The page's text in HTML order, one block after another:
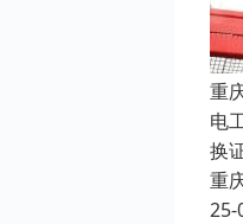
重
电
换
重
25-